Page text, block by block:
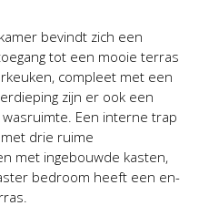
bevindt zich een
tot een mooie terras
compleet met een
zijn er ook een
Een interne trap
drie ruime
met ingebouwde kasten,
bedroom heeft een en-